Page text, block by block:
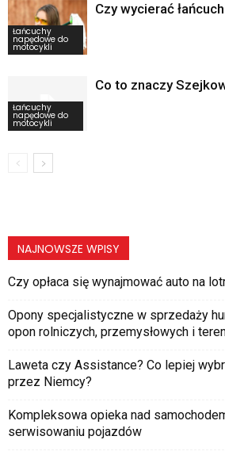
Łańcuchy
napędowe do
motocykli
Czy wycierać
Łańcuchy
napędowe do
motocykli
Co to znaczy
NAJNOWSZE WPISY
Czy opłaca się wynajmować auto na
Opony specjalistyczne w sprzedaży
opon rolniczych, przemysłowych i
Laweta czy Assistance? Co lepiej
przez Niemcy?
Kompleksowa opieka nad
serwisowaniu pojazdów